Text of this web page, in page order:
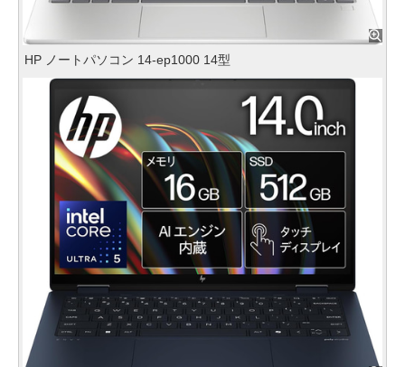
HP ノートパソコン 14-ep1000 14型